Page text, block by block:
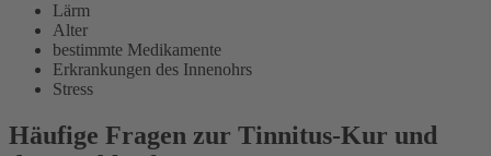
Lärm
Alter
bestimmte Medikamente
Erkrankungen des Innenohrs
Stress
Häufige Fragen zur Tinnitus-Kur und